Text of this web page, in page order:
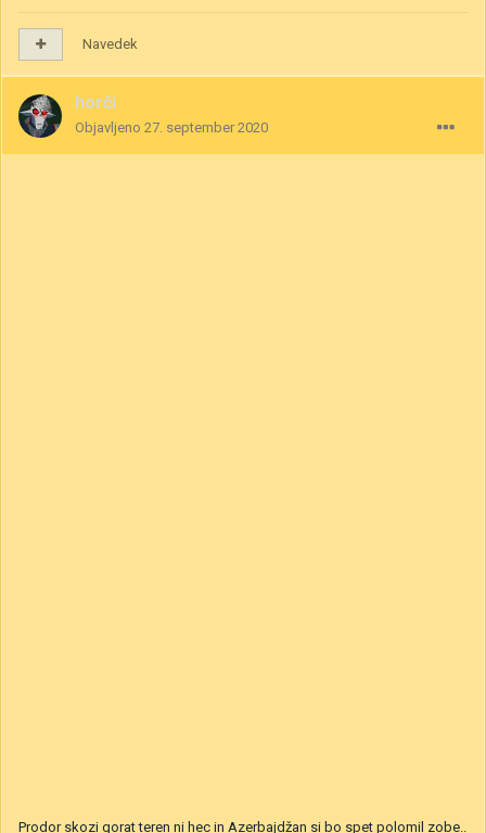
Navedek
horči
Objavljeno 27. september 2020
Prodor skozi gorat teren ni hec in Azerbajdžan si bo spet polomil zobe..